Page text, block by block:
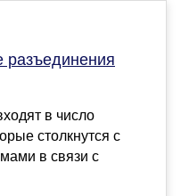
разъединения
в число
столкнутся с
в связи с